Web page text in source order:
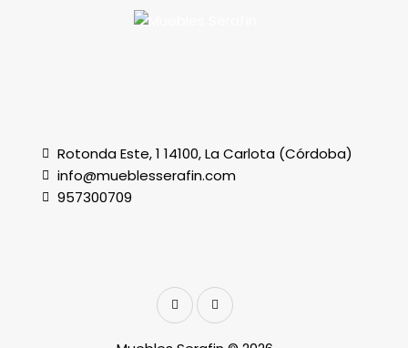
Rotonda Este, 1 14100, La Carlota (Córdoba)
info@mueblesserafin.com
957300709